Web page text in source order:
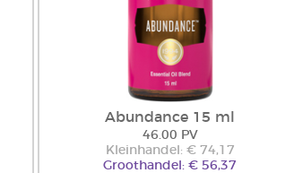
Abundance 15 ml
46.00 PV
Kleinhandel: € 74,17
Groothandel: € 56,37